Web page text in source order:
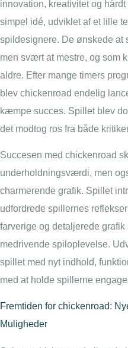
innovation, kreativitet og
simpel idé, udviklet af et lille
spildesignere. De ønskede at
men svært at mestre, og som
aldre. Efter mange timers
blev chickenroad endelig
kæmpe succes. Spillet blev
det modtog ros fra både
Succesen med chickenroad
underholdningsværdi, men
charmerende grafik. Spillet
udfordrede spillernes
farverige og detaljerede
medrivende spiloplevelse.
spillet med nyt indhold,
med at holde spillerne
Fremtiden for chickenroad:
Muligheder